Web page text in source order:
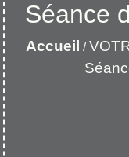
Séance
Accueil /